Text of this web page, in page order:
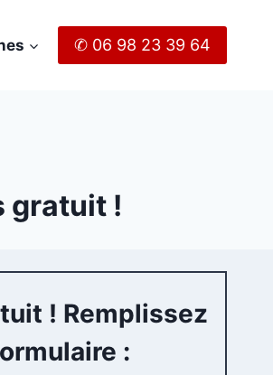
✆ 06 98 23 39 64
gratuit !
! Remplissez
: